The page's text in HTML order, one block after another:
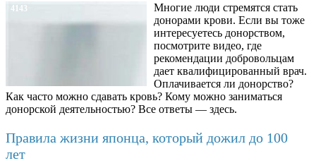
4143
Многие люди стремятся стать
донорами крови. Если вы тоже
интересуетесь донорством,
посмотрите видео, где
рекомендации добровольцам
дает квалифицированный врач.
Оплачивается ли донорство?
Как часто можно сдавать кровь? Кому можно заниматься
донорской деятельностью? Все ответы — здесь.
Правила жизни японца, который дожил до 100
лет